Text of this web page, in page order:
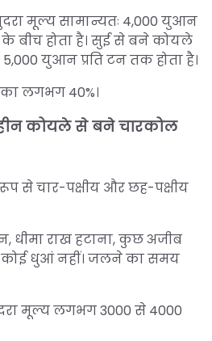
मूल्य सामान्यतः 4,000 युआन
बीच होता है। सुई से बने कोयले
युआन प्रति टन तक होता है।
लगभग 40%।
कोयले से बने चारकोल
से चार-पक्षीय और छह-पक्षीय
धीमा राख हटाना, कुछ अजीब
कोई धुआं नहीं। जलने का समय
मूल्य लगभग 3000 से 4000